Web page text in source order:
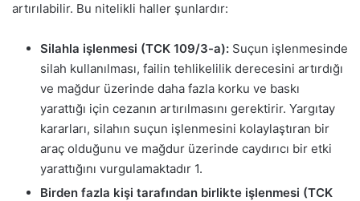
artırılabilir. Bu nitelikli haller şunlardır:
Silahla işlenmesi (TCK 109/3-a): Suçun işlenmesinde
silah kullanılması, failin tehlikelilik derecesini artırdığı
ve mağdur üzerinde daha fazla korku ve baskı
yarattığı için cezanın artırılmasını gerektirir. Yargıtay
kararları, silahın suçun işlenmesini kolaylaştıran bir
araç olduğunu ve mağdur üzerinde caydırıcı bir etki
yarattığını vurgulamaktadır 1.
Birden fazla kişi tarafından birlikte işlenmesi (TCK